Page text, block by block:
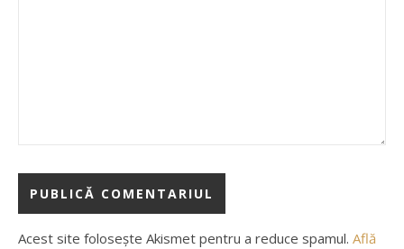
Acest site folosește Akismet pentru a reduce spamul. Află